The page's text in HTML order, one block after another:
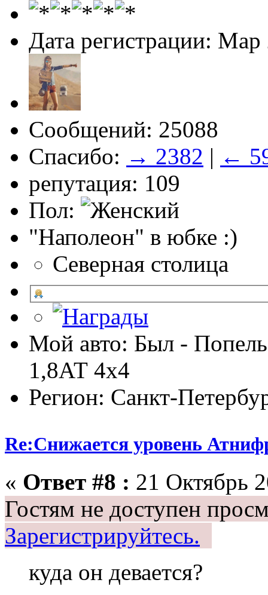
Дата регистрации: Мар
Сообщений: 25088
Спасибо: → 2382 | ←
репутация: 109
Пол:
"Наполеон" в юбке :)
Северная столица
Мой авто: Был -
1,8АТ 4х4
Регион: Санкт-
Re:Снижается уровень
« Ответ #8 : 21 Октябрь
Гостям не доступен
Зарегистрируйтесь.
куда он девается?